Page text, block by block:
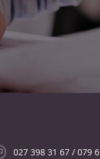
027 398 31 67 / 079